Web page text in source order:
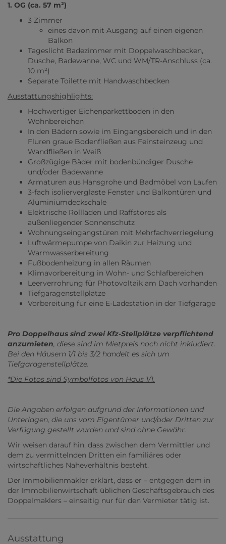
1. OG (ca. 57 m²)
3 Zimmer
eines davon mit Ausgang auf einen eigenen
Balkon
Tageslicht Badezimmer mit Doppelwaschbecken,
Dusche, Badewanne, WC und WM/TR-Anschluss (ca.
10 m²)
Separate Toilette mit Handwaschbecken
Ausstattungshighlights:
Hochwertiger Eichenparkettboden in den
Wohnbereichen
In den Bädern sowie im Eingangsbereich und in den
Fluren graue Bodenfließen aus Feinsteinzeug und
Wandfließen in Weiß
Großzügige Bäder mit bodenbündiger Dusche
und/oder Badewanne
Armaturen aus Hansgrohe und Badmöbel von Laufen
3-fach isolierverglaste Fenster und Balkontüren und
Aluminiumdeckschale
Elektrische Rollläden und Raffstores als
außenliegender Sonnenschutz
Wohnungseingangstüren mit Mehrfachverriegelung
Luftwärmepumpe von Daikin zur Heizung und
Warmwasserbereitung
Fußbodenheizung in allen Räumen
Klimavorbereitung in Wohn- und Schlafbereichen
Leerverrohrung für Photovoltaik am Dach vorhanden
Tiefgaragenstellplätze
Vorbereitung für eine E-Ladestation in der Tiefgarage
Pro Doppelhaus sind zwei Kfz-Stellplätze verpflichtend
anzumieten, diese sind im Mietpreis noch nicht inkludiert.
Bei den Häusern 1/1 bis 3/2 handelt es sich um
Tiefgaragenstellplätze.
*Die Fotos sind Symbolfotos von Haus 1/1.
Die Angaben erfolgen aufgrund der Informationen und
Unterlagen, die uns vom Eigentümer und/oder Dritten zur
Verfügung gestellt wurden und sind ohne Gewähr.
Wir weisen darauf hin, dass zwischen dem Vermittler und
dem zu vermittelnden Dritten ein familiäres oder
wirtschaftliches Naheverhältnis besteht.
Der Immobilienmakler erklärt, dass er – entgegen dem in
der Immobilienwirtschaft üblichen Geschäftsgebrauch des
Doppelmaklers – einseitig nur für den Vermieter tätig ist.
Ausstattung